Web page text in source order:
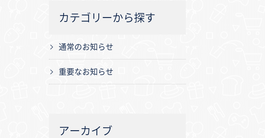
カテゴリーから探す
通常のお知らせ
重要なお知らせ
アーカイブ